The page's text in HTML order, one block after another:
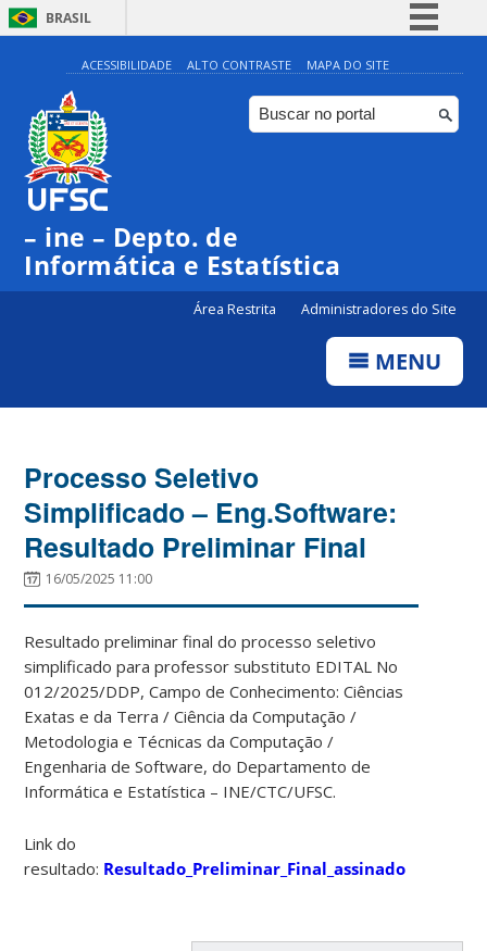
BRASIL
Simplifique!
Comunica BR
Participe
ACESSIBILIDADE ALTO CONTRASTE MAPA DO SITE
– ine – Depto. de
Informática e Estatística
Área Restrita Administradores do Site
MENU
Processo Seletivo
Simplificado – Eng.Software:
Resultado Preliminar Final
16/05/2025 11:00
Resultado preliminar final do processo seletivo
simplificado para professor substituto EDITAL No
012/2025/DDP, Campo de Conhecimento: Ciências
Exatas e da Terra / Ciência da Computação /
Metodologia e Técnicas da Computação /
Engenharia de Software, do Departamento de
Informática e Estatística – INE/CTC/UFSC.
Link do
resultado: Resultado_Preliminar_Final_assinado